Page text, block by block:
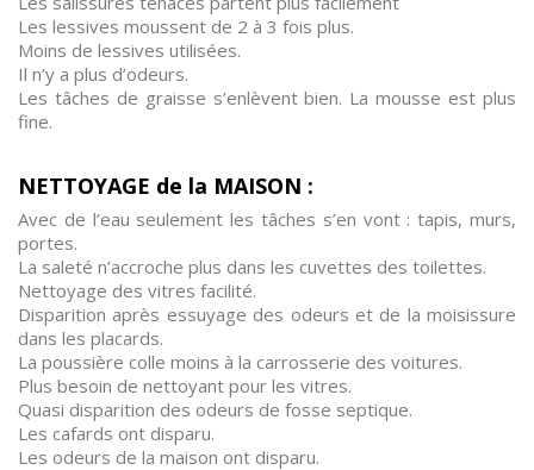
Les lessives moussent de 2 à 3 fois plus.
Moins de lessives utilisées.
Il n’y a plus d’odeurs.
Les tâches de graisse s’enlèvent bien. La mousse est plus
fine.
NETTOYAGE de la MAISON :
Avec de l’eau seulement les tâches s’en vont : tapis, murs,
portes.
La saleté n’accroche plus dans les cuvettes des toilettes.
Nettoyage des vitres facilité.
Disparition après essuyage des odeurs et de la moisissure
dans les placards.
La poussière colle moins à la carrosserie des voitures.
Plus besoin de nettoyant pour les vitres.
Quasi disparition des odeurs de fosse septique.
Les cafards ont disparu.
Les odeurs de la maison ont disparu.